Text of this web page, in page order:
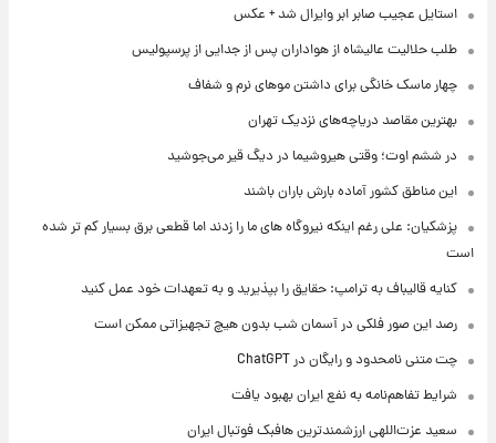
استایل عجیب صابر ابر وایرال شد + عکس
طلب حلالیت عالیشاه از هواداران پس از جدایی از پرسپولیس
چهار ماسک خانگی برای داشتن موهای نرم و شفاف
بهترین مقاصد دریاچه‌های نزدیک تهران
در ششم اوت؛ وقتی هیروشیما در دیگ قیر می‌جوشید
این مناطق کشور آماده بارش باران باشند
پزشکیان: علی رغم اینکه نیروگاه های ما را زدند اما قطعی برق بسیار کم تر شده
است
کنایه قالیباف به ترامپ: حقایق را بپذیرید و به تعهدات خود عمل کنید
رصد این صور فلکی در آسمان شب بدون هیچ تجهیزاتی ممکن است
چت متنی نامحدود و رایگان در ChatGPT
شرایط تفاهم‌نامه به نفع ایران بهبود یافت
سعید عزت‌اللهی ارزشمندترین هافبک فوتبال ایران